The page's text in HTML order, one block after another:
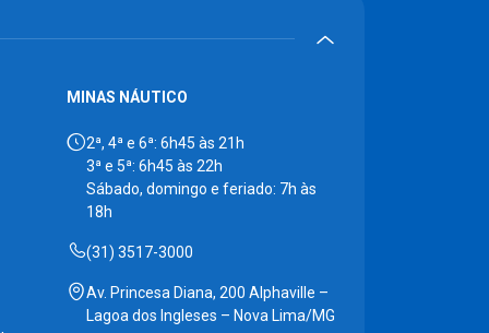
MINAS NÁUTICO
2ª, 4ª e 6ª: 6h45 às 21h
3ª e 5ª: 6h45 às 22h
Sábado, domingo e feriado: 7h às
18h
(31) 3517-3000
Av. Princesa Diana, 200 Alphaville –
Lagoa dos Ingleses – Nova Lima/MG